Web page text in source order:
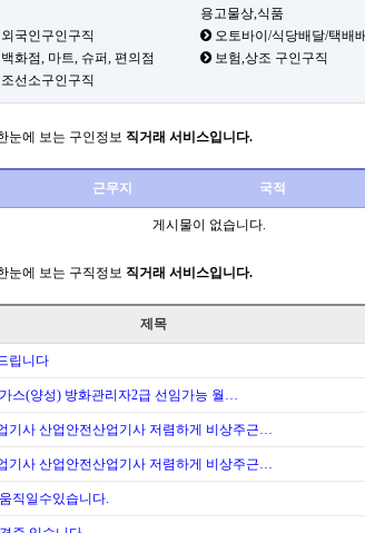
용고물상,식품
국인구인구직 오토바이/식당배달/택배
화점, 마트, 슈퍼, 편의점 보험,상조 구인구직
선소구인구직
눈에 보는 구인정보 직거래 서비스입니다.
근무지 국적
게시물이 없습니다.
눈에 보는 구직정보 직거래 서비스입니다.
제목
립니다
스(양성) 방화관리자2급 선임가능 월…
기사 산업안전산업기사 저렴하게 비상주근…
기사 산업안전산업기사 저렴하게 비상주근…
직일수있습니다.